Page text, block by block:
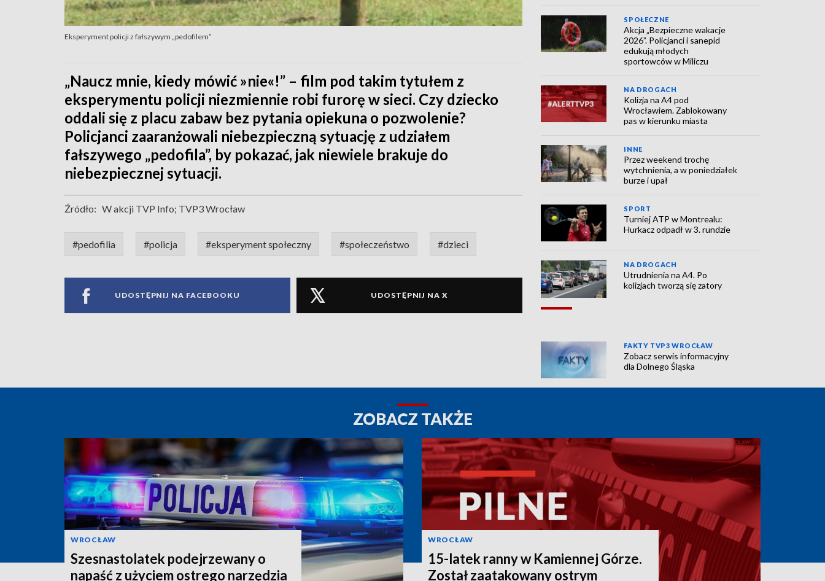
Eksperyment policji z fałszywym „pedofilem”
„Naucz mnie, kiedy mówić »nie«!” – film pod takim tytułem z
eksperymentu policji niezmiennie robi furorę w sieci. Czy dziecko
oddali się z placu zabaw bez pytania opiekuna o pozwolenie?
Policjanci zaaranżowali niebezpieczną sytuację z udziałem
fałszywego „pedofila”, by pokazać, jak niewiele brakuje do
niebezpiecznej sytuacji.
Źródło: W akcji TVP Info; TVP3 Wrocław
#pedofilia #policja #eksperyment społeczny #społeczeństwo #dzieci
UDOSTĘPNIJ NA FACEBOOKU UDOSTĘPNIJ NA X
SPOŁECZNE
Akcja „Bezpieczne wakacje
2026”. Policjanci i sanepid
edukują młodych
sportowców w Miliczu
NA DROGACH
Kolizja na A4 pod
Wrocławiem. Zablokowany
pas w kierunku miasta
INNE
Przez weekend trochę
wytchnienia, a w poniedziałek
burze i upał
SPORT
Turniej ATP w Montrealu:
Hurkacz odpadł w 3. rundzie
NA DROGACH
Utrudnienia na A4. Po
kolizjach tworzą się zatory
FAKTY TVP3 WROCŁAW
Zobacz serwis informacyjny
dla Dolnego Śląska
ZOBACZ TAKŻE
WROCŁAW
Szesnastolatek podejrzewany o
napaść z użyciem ostrego narzędzia
WROCŁAW
15-latek ranny w Kamiennej Górze.
Został zaatakowany ostrym